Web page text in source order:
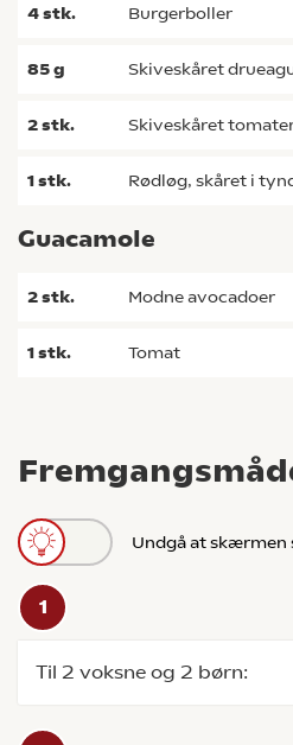
Undgå at skærmen
Til 2 voksne og 2 børn:
4stk. burgerboller
85g skiveskåret
2stk. skiveskåret
1stk. rødløg, skåret i
Guacamole
2stk. modne avocadoer
1stk. tomat